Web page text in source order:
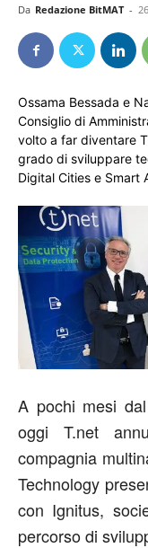
Da Redazione BitMAT -
Ossama Bessada e
Consiglio di
volto a far diventare
grado di sviluppare
Digital Cities e Smart
A pochi mesi
oggi T.net
compagnia
Technology
con Ignitus,
percorso di